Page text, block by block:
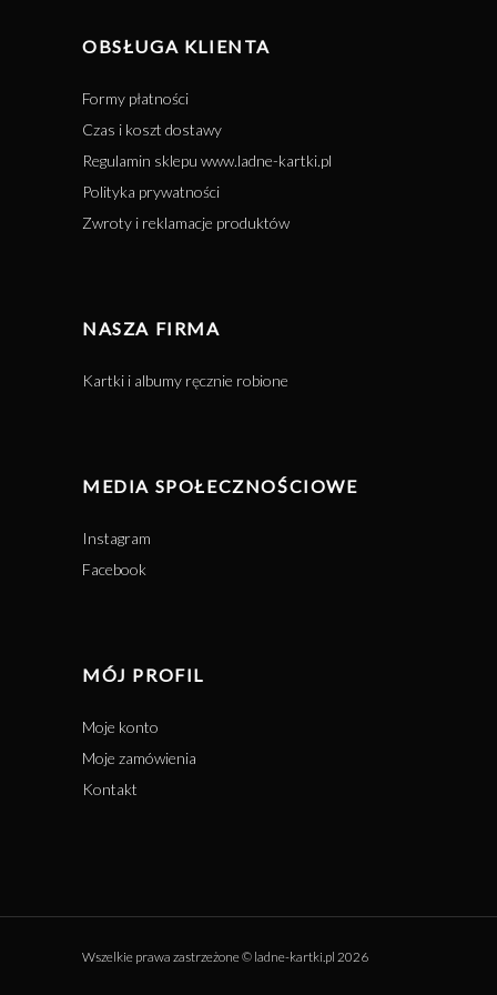
OBSŁUGA KLIENTA
Formy płatności
Czas i koszt dostawy
Regulamin sklepu www.ladne-kartki.pl
Polityka prywatności
Zwroty i reklamacje produktów
NASZA FIRMA
Kartki i albumy ręcznie robione
MEDIA SPOŁECZNOŚCIOWE
Instagram
Facebook
MÓJ PROFIL
Moje konto
Moje zamówienia
Kontakt
Wszelkie prawa zastrzeżone © ladne-kartki.pl 2026